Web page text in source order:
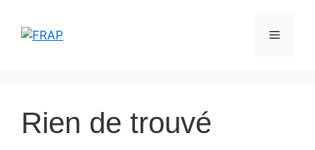
contenu
Menu
Rien de trouvé